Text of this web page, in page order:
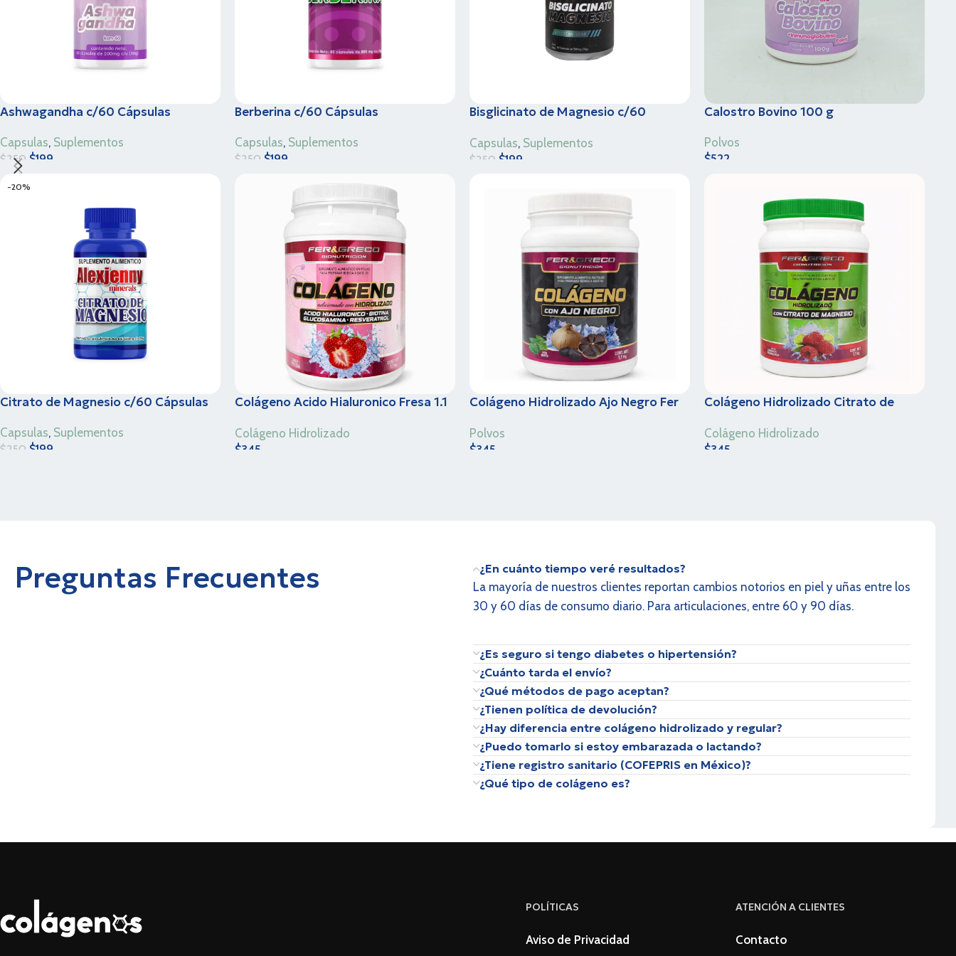
Ashwagandha c/60 Cápsulas
Capsulas, Suplementos
$250 $199
Berberina c/60 Cápsulas
Capsulas, Suplementos
$250 $199
Bisglicinato de Magnesio c/60
Capsulas, Suplementos
$250 $199
Calostro Bovino 100 g
Polvos
$522
-20%
Citrato de Magnesio c/60 Cápsulas
Capsulas, Suplementos
$250 $199
Colágeno Acido Hialuronico Fresa 1.1
Colágeno Hidrolizado
$345
Colágeno Hidrolizado Ajo Negro Fer
Polvos
$345
Colágeno Hidrolizado Citrato de
Limonada de frambuesa- 1.1 Kg
Colágeno Hidrolizado
$345
Preguntas Frecuentes
¿En cuánto tiempo veré resultados?
La mayoría de nuestros clientes reportan cambios notorios en piel y uñas entre los
30 y 60 días de consumo diario. Para articulaciones, entre 60 y 90 días.
¿Es seguro si tengo diabetes o hipertensión?
¿Cuánto tarda el envío?
¿Qué métodos de pago aceptan?
¿Tienen política de devolución?
¿Hay diferencia entre colágeno hidrolizado y regular?
¿Puedo tomarlo si estoy embarazada o lactando?
¿Tiene registro sanitario (COFEPRIS en México)?
¿Qué tipo de colágeno es?
POLÍTICAS
Aviso de Privacidad
ATENCIÓN A CLIENTES
Contacto